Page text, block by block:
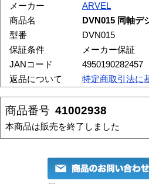
メーカー
ARVEL
商品名
DVN015 同軸デ
型番
DVN015
保証条件
メーカー保証
JANコード
4950190282457
返品について
特定商取引法に
商品番号 41002938
本商品は販売を終了しました